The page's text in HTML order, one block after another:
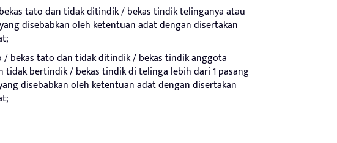
tato dan tidak ditindik / bekas tindik telinganya atau
disebabkan oleh ketentuan adat dengan disertakan
bekas tato dan tidak ditindik / bekas tindik anggota
tidak bertindik / bekas tindik di telinga lebih dari 1 pasang
disebabkan oleh ketentuan adat dengan disertakan